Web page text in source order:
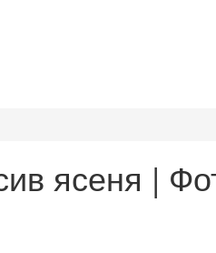
ясеня |